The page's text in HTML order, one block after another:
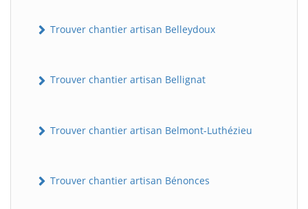
Trouver chantier artisan Belleydoux
Trouver chantier artisan Bellignat
Trouver chantier artisan Belmont-Luthézieu
Trouver chantier artisan Bénonces